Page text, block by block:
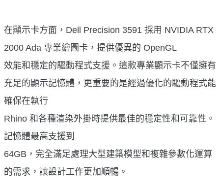
在顯示卡方面，Dell Precision 3591 採用 NVIDIA RTX
2000 Ada 專業繪圖卡，提供優異的 OpenGL
效能和穩定的驅動程式支援。這款專業顯示卡不僅擁有
充足的顯示記憶體，更重要的是經過優化的驅動程式能
確保在執行
Rhino 和各種渲染外掛時提供最佳的穩定性和可靠性。
記憶體最高支援到
64GB，完全滿足處理大型建築模型和複雜參數化運算
的需求，讓設計工作更加順暢。